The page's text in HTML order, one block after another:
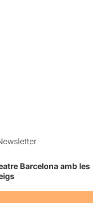
Barcelona amb les